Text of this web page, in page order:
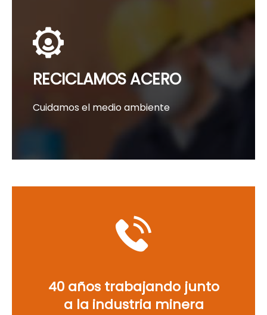
RECICLAMOS ACERO
Cuidamos el medio ambiente
40 años trabajando junto
a la industria minera